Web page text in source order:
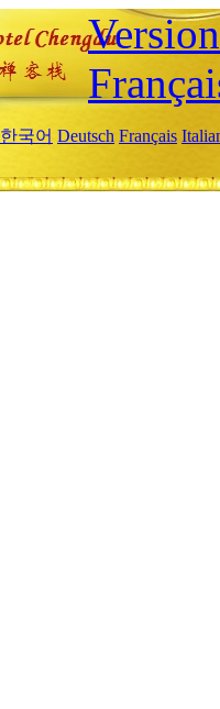
한국어 Deutsch Français